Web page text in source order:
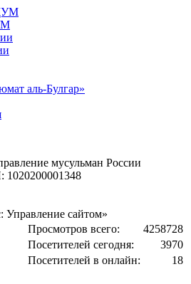
аль-Булгар»
мусульман России
Управление сайтом»
Просмотров всего:
4258728
Посетителей сегодня:
3970
Посетителей в онлайн:
18